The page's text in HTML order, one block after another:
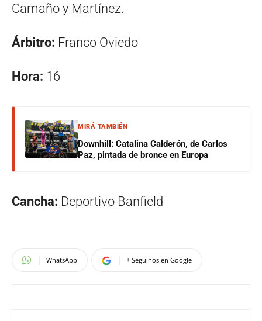
Camaño y Martínez.
Árbitro: Franco Oviedo
Hora: 16
MIRÁ TAMBIÉN
Downhill: Catalina Calderón, de Carlos
Paz, pintada de bronce en Europa
Cancha: Deportivo Banfield
WhatsApp + Seguinos en Google